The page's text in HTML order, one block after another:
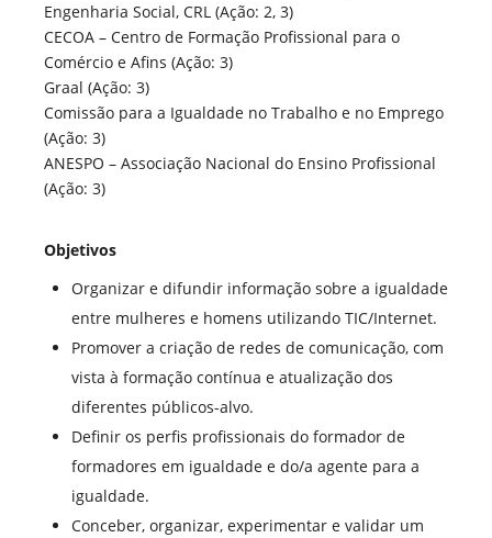
Engenharia Social, CRL (Ação: 2, 3)
CECOA – Centro de Formação Profissional para o
Comércio e Afins (Ação: 3)
Graal (Ação: 3)
Comissão para a Igualdade no Trabalho e no Emprego
(Ação: 3)
ANESPO – Associação Nacional do Ensino Profissional
(Ação: 3)
Objetivos
Organizar e difundir informação sobre a igualdade
entre mulheres e homens utilizando TIC/Internet.
Promover a criação de redes de comunicação, com
vista à formação contínua e atualização dos
diferentes públicos-alvo.
Definir os perfis profissionais do formador de
formadores em igualdade e do/a agente para a
igualdade.
Conceber, organizar, experimentar e validar um